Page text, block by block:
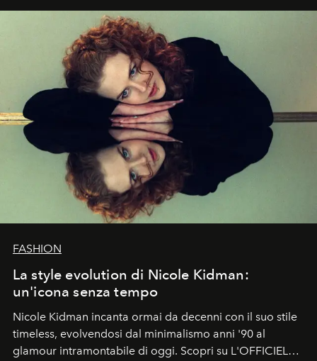
FASHION
La style evolution di Nicole Kidman:
un'icona senza tempo
Nicole Kidman incanta ormai da decenni con il suo stile
timeless, evolvendosi dal minimalismo anni '90 al
glamour intramontabile di oggi. Scopri su L'OFFICIEL